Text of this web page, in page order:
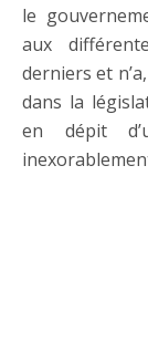
le
aux
derniers et
dans la
en dépit